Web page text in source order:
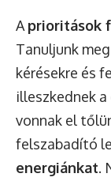
A prioritások
Tanuljunk
kérésekre és
illeszkednek
vonnak el
felszabadító
energiánkat.